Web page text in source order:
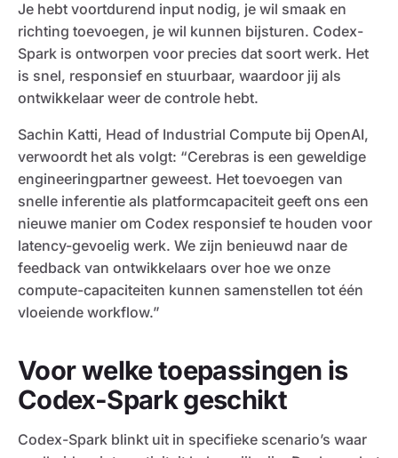
Je hebt voortdurend input nodig, je wil smaak en
richting toevoegen, je wil kunnen bijsturen. Codex-
Spark is ontworpen voor precies dat soort werk. Het
is snel, responsief en stuurbaar, waardoor jij als
ontwikkelaar weer de controle hebt.
Sachin Katti, Head of Industrial Compute bij OpenAI,
verwoordt het als volgt: “Cerebras is een geweldige
engineeringpartner geweest. Het toevoegen van
snelle inferentie als platformcapaciteit geeft ons een
nieuwe manier om Codex responsief te houden voor
latency-gevoelig werk. We zijn benieuwd naar de
feedback van ontwikkelaars over hoe we onze
compute-capaciteiten kunnen samenstellen tot één
vloeiende workflow.”
Voor welke toepassingen is
Codex-Spark geschikt
Codex-Spark blinkt uit in specifieke scenario’s waar